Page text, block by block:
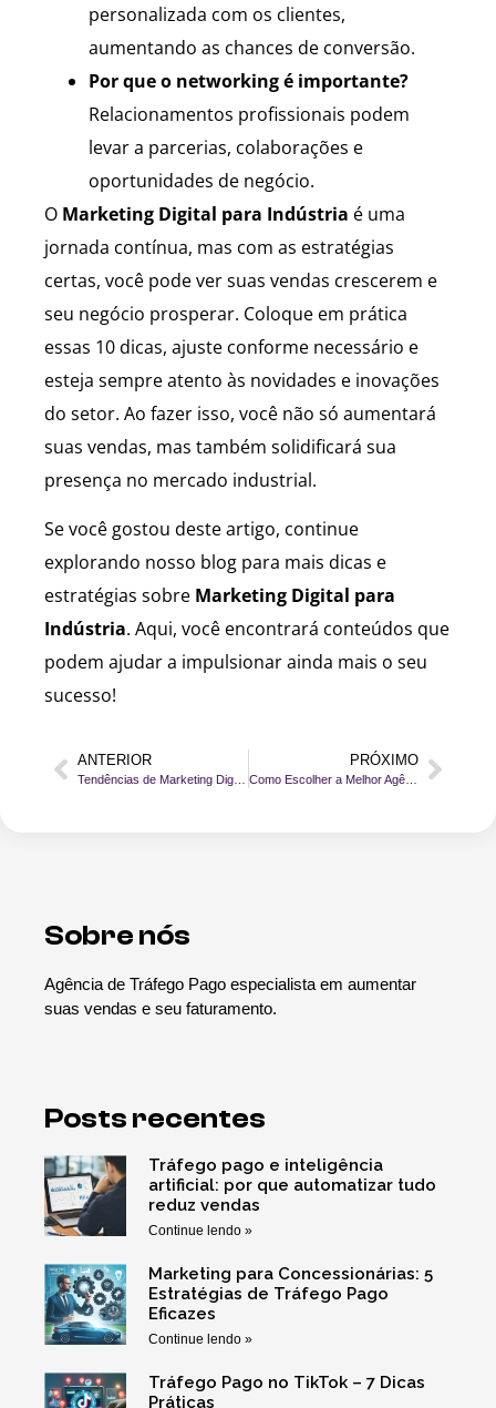
personalizada com os clientes,
aumentando as chances de conversão.
Por que o networking é importante?
Relacionamentos profissionais podem
levar a parcerias, colaborações e
oportunidades de negócio.
O Marketing Digital para Indústria é uma
jornada contínua, mas com as estratégias
certas, você pode ver suas vendas crescerem e
seu negócio prosperar. Coloque em prática
essas 10 dicas, ajuste conforme necessário e
esteja sempre atento às novidades e inovações
do setor. Ao fazer isso, você não só aumentará
suas vendas, mas também solidificará sua
presença no mercado industrial.
Se você gostou deste artigo, continue
explorando nosso blog para mais dicas e
estratégias sobre Marketing Digital para
Indústria. Aqui, você encontrará conteúdos que
podem ajudar a impulsionar ainda mais o seu
sucesso!
ANTERIOR PRÓXIMO
Como Escolher a Melhor Agência de Marketing Digital no ABC?
Sobre nós
Agência de Tráfego Pago especialista em aumentar
suas vendas e seu faturamento.
Posts recentes
Tráfego pago e inteligência
artificial: por que automatizar tudo
reduz vendas
Continue lendo »
Marketing para Concessionárias: 5
Estratégias de Tráfego Pago
Eficazes
Continue lendo »
Tráfego Pago no TikTok – 7 Dicas
Práticas